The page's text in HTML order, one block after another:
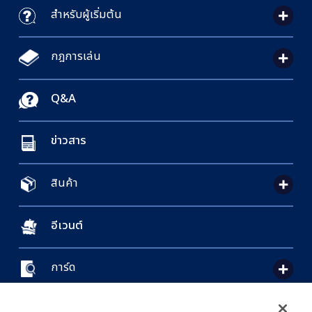
สำหรับผู้เริ่มต้น
กฎการเล่น
Q&A
ข่าวสาร
สินค้า
อีเวนต์
การ์ด
GLOBAL ENTRANCE